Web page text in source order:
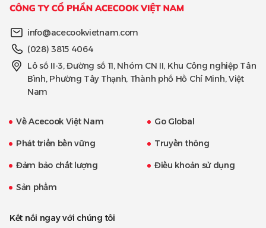
info@acecookvietnam.com
(028) 3815 4064
Lô số II-3, Đường số 11, Nhóm CN II, Khu Công nghiệp Tân
Bình, Phường Tây Thạnh, Thành phố Hồ Chí Minh, Việt
Nam
Về Acecook Việt Nam Go Global
Phát triển bền vững Truyền thông
Đảm bảo chất lượng Điều khoản sử dụng
Sản phẩm
Kết nối ngay với chúng tôi